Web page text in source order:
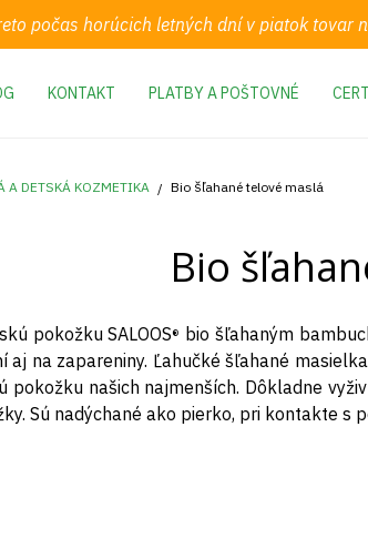
počas horúcich letných dní v piatok tovar
KONTAKT PLATBY A POŠTOVNÉ
A DETSKÁ KOZMETIKA Bio šľahané telové maslá
Bio
pokožku SALOOS® bio šľahaným
aj na zapareniny. Ľahučké šľahané
pokožku našich najmenších. Dôkladne
Sú nadýchané ako pierko, pri kontakte